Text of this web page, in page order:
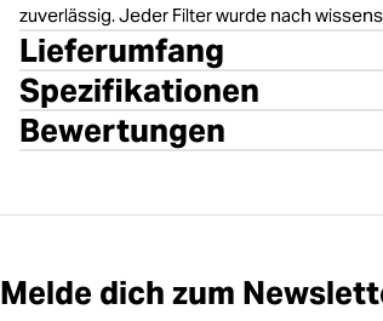
zuverlässig. Jeder Filter wurde nach
Lieferumfang
Spezifikationen
Bewertungen
Melde dich zum